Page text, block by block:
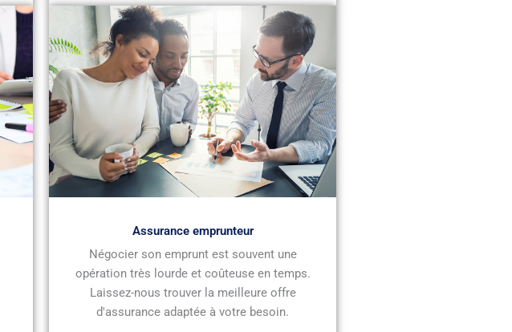
Assurance emprunteur
Négocier son emprunt est souvent une
opération très lourde et coûteuse en temps.
Laissez-nous trouver la meilleure offre
d'assurance adaptée à votre besoin.